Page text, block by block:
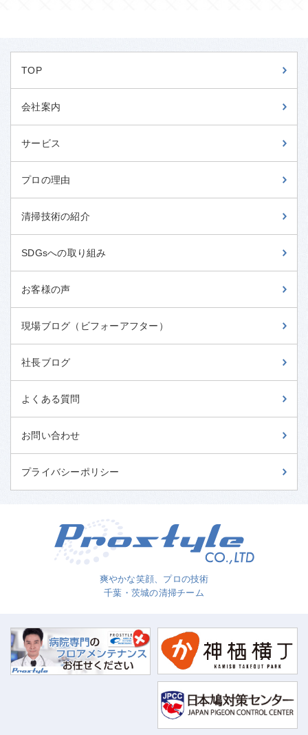
TOP
会社案内
サービス
プロの理由
清掃技術の紹介
SDGsへの取り組み
お客様の声
現場ブログ（ビフォーアフター）
社長ブログ
よくある質問
お問い合わせ
プライバシーポリシー
爽やかな笑顔、プロの技術
千葉・茨城の清掃チーム